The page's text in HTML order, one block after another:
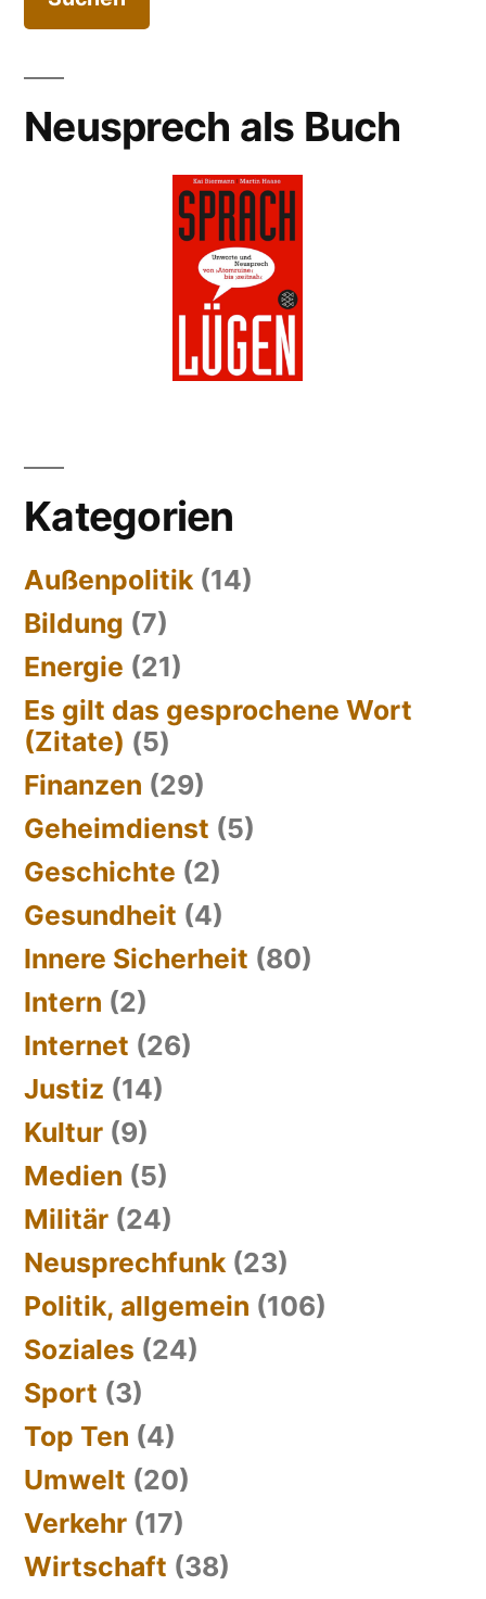
Neusprech als Buch
Kategorien
Außenpolitik (14)
Bildung (7)
Energie (21)
Es gilt das gesprochene Wort
(Zitate) (5)
Finanzen (29)
Geheimdienst (5)
Geschichte (2)
Gesundheit (4)
Innere Sicherheit (80)
Intern (2)
Internet (26)
Justiz (14)
Kultur (9)
Medien (5)
Militär (24)
Neusprechfunk (23)
Politik, allgemein (106)
Soziales (24)
Sport (3)
Top Ten (4)
Umwelt (20)
Verkehr (17)
Wirtschaft (38)